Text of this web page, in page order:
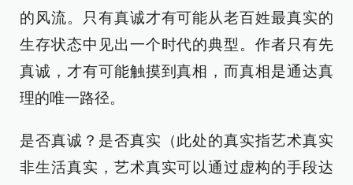
的风流。只有真诚才有可能从老百姓最真实的
生存状态中见出一个时代的典型。作者只有先
真诚，才有可能触摸到真相，而真相是通达真
理的唯一路径。
是否真诚？是否真实（此处的真实指艺术真实
非生活真实，艺术真实可以通过虚构的手段达